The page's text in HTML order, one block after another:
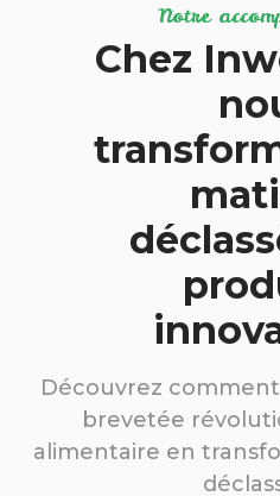
Notre
Chez
Découvrez
brevetée
alimentaire en